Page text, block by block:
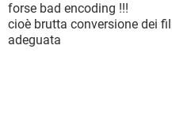
forse bad encoding !!!
cioè brutta conversione dei
adeguata